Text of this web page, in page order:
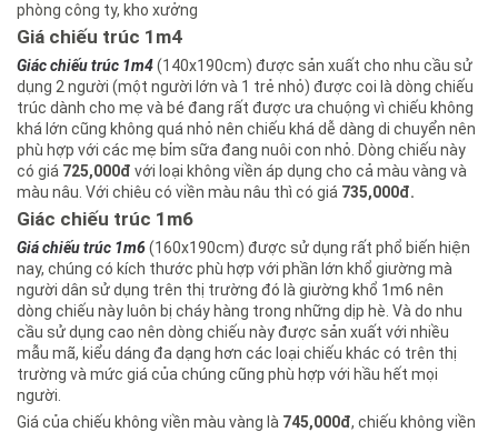
phòng công ty, kho xưởng
Giá chiếu trúc 1m4
Giác chiếu trúc 1m4(140x190cm) được sản xuất cho nhu cầu sử
dụng 2 người (một người lớn và 1 trẻ nhỏ) được coi là dòng chiếu
trúc dành cho mẹ và bé đang rất được ưa chuộng vì chiếu không
khá lớn cũng không quá nhỏ nên chiếu khá dễ dàng di chuyển nên
phù hợp với các mẹ bỉm sữa đang nuôi con nhỏ. Dòng chiếu này
có giá 725,000đ với loại không viền áp dụng cho cả màu vàng và
màu nâu. Với chiêu có viền màu nâu thì có giá 735,000đ.
Giác chiếu trúc 1m6
Giá chiếu trúc 1m6(160x190cm) được sử dụng rất phổ biến hiện
nay, chúng có kích thước phù hợp với phần lớn khổ giường mà
người dân sử dụng trên thị trường đó là giường khổ 1m6 nên
dòng chiếu này luôn bị cháy hàng trong những dịp hè. Và do nhu
cầu sử dụng cao nên dòng chiếu này được sản xuất với nhiều
mẫu mã, kiểu dáng đa dạng hơn các loại chiếu khác có trên thị
trường và mức giá của chúng cũng phù hợp với hầu hết mọi
người.
Giá của chiếu không viền màu vàng là 745,000đ, chiếu không viền